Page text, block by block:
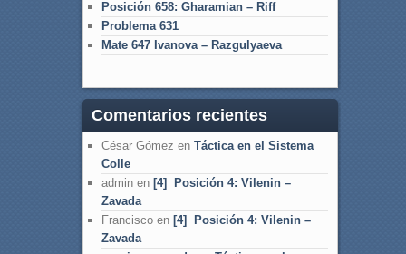
Posición 658: Gharamian – Riff
Problema 631
Mate 647 Ivanova – Razgulyaeva
Comentarios recientes
César Gómez en Táctica en el Sistema
Colle
adminen [4] Posición 4: Vilenin –
Zavada
Franciscoen [4] Posición 4: Vilenin –
Zavada